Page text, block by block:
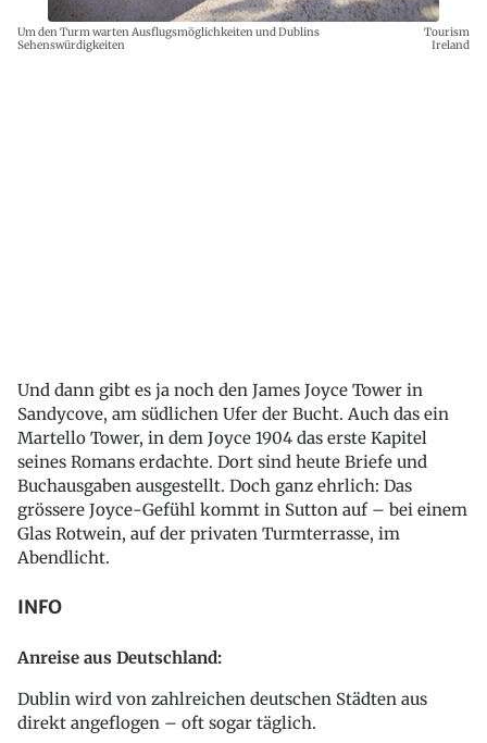
Um den Turm warten Ausflugsmöglichkeiten und Dublins
Sehenswürdigkeiten
Tourism
Ireland
Und dann gibt es ja noch den James Joyce Tower in
Sandycove, am südlichen Ufer der Bucht. Auch das ein
Martello Tower, in dem Joyce 1904 das erste Kapitel
seines Romans erdachte. Dort sind heute Briefe und
Buchausgaben ausgestellt. Doch ganz ehrlich: Das
grössere Joyce-Gefühl kommt in Sutton auf – bei einem
Glas Rotwein, auf der privaten Turmterrasse, im
Abendlicht.
INFO
Anreise aus Deutschland:
Dublin wird von zahlreichen deutschen Städten aus
direkt angeflogen – oft sogar täglich.